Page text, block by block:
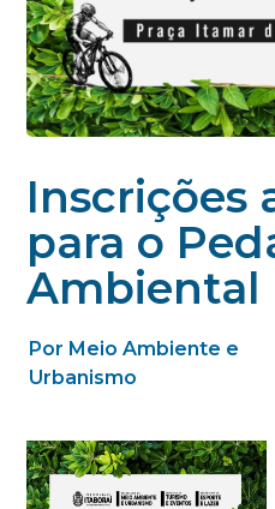
Inscrições
para o
Ambiental
Por Meio Ambiente e
Urbanismo